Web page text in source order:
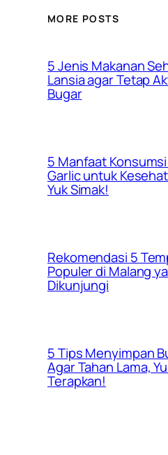
MORE POSTS
5 Jenis Makanan
Lansia agar Tetap
Bugar
5 Manfaat
Garlic untuk
Yuk Simak!
Rekomendasi 5
Populer di Malang
Dikunjungi
5 Tips Menyimpan
Agar Tahan Lama,
Terapkan!